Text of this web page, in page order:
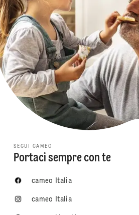
SEGUI CAMEO
Portaci sempre con te
cameo Italia
cameo Italia